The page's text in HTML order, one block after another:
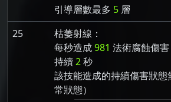
引導層數最多 5 層
25
枯萎射線：
每秒造成981 法術腐蝕傷害
持續2秒
該技能造成的持續傷害狀
常狀態）